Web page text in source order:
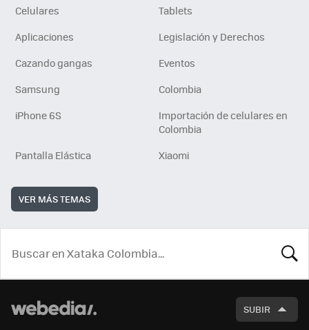
Celulares
Tablets
Aplicaciones
Legislación y Derechos
Cazando gangas
Eventos
Samsung
Colombia
iPhone 6S
Importación de celulares en
Colombia
Pantalla Elástica
Xiaomi
VER MÁS TEMAS
SUBIR